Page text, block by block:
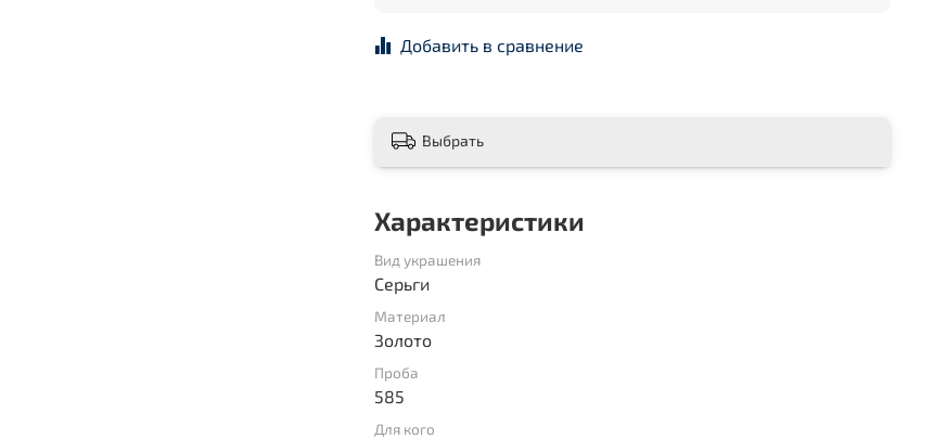
Добавить в сравнение
Выбрать
Характеристики
Вид украшения
Серьги
Материал
Золото
Проба
585
Для кого